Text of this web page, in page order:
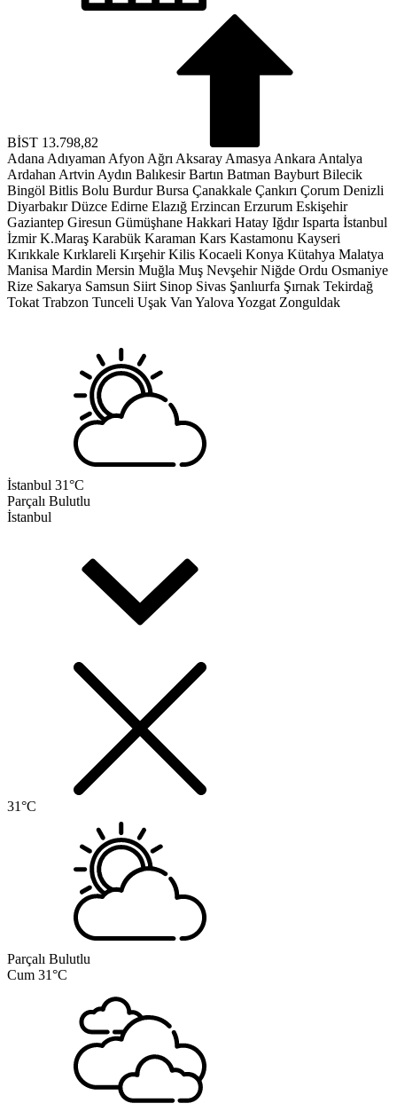
BİST 13.798,82
Adana Adıyaman Afyon Ağrı Aksaray Amasya Ankara Antalya
Ardahan Artvin Aydın Balıkesir Bartın Batman Bayburt Bilecik
Bingöl Bitlis Bolu Burdur Bursa Çanakkale Çankırı Çorum Denizli
Diyarbakır Düzce Edirne Elazığ Erzincan Erzurum Eskişehir
Gaziantep Giresun Gümüşhane Hakkari Hatay Iğdır Isparta İstanbul
İzmir K.Maraş Karabük Karaman Kars Kastamonu Kayseri
Kırıkkale Kırklareli Kırşehir Kilis Kocaeli Konya Kütahya Malatya
Manisa Mardin Mersin Muğla Muş Nevşehir Niğde Ordu Osmaniye
Rize Sakarya Samsun Siirt Sinop Sivas Şanlıurfa Şırnak Tekirdağ
Tokat Trabzon Tunceli Uşak Van Yalova Yozgat Zonguldak
İstanbul 31°C
Parçalı Bulutlu
İstanbul
31°C
Parçalı Bulutlu
Cum 31°C